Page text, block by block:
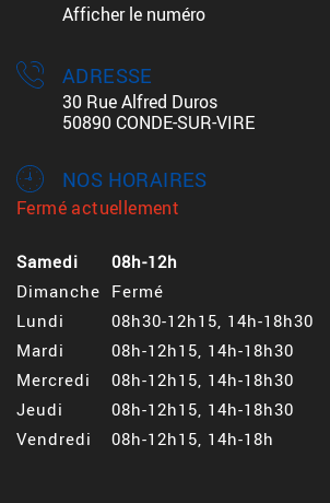
Afficher le numéro
ADRESSE
30 Rue Alfred Duros
50890 CONDE-SUR-VIRE
NOS HORAIRES
Fermé actuellement
Samedi
08h-12h
Dimanche Fermé
Lundi
08h30-12h15, 14h-18h30
Mardi
08h-12h15, 14h-18h30
Mercredi
08h-12h15, 14h-18h30
Jeudi
08h-12h15, 14h-18h30
Vendredi
08h-12h15, 14h-18h